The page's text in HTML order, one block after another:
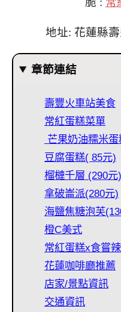
地址: 花蓮縣
章節連結
壽豐火車站美食
常紅蛋糕菜單
芒果奶油糯米
豆腐蛋糕( 85元)
榴槤千層 (290元)
拿破崙派(280元)
海鹽焦糖泡芙
橙C美式
常紅蛋糕x食嘗
花蓮咖啡廳推薦
店家/景點資訊
交通資訊